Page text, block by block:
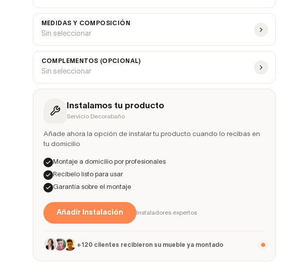
MEDIDAS Y COMPOSICIÓN
Sin seleccionar
COMPLEMENTOS (OPCIONAL)
Sin seleccionar
Instalamos tu producto
Servicio Decorabaño
Añade ahora la opción de instalar tu producto cuando lo recibas en
tu domicilio
Montaje a domicilio por profesionales
Recíbelo listo para usar
Garantía sobre el montaje
Añadir Instalación Instaladores expertos
+120 clientes recibieron su mueble ya montado